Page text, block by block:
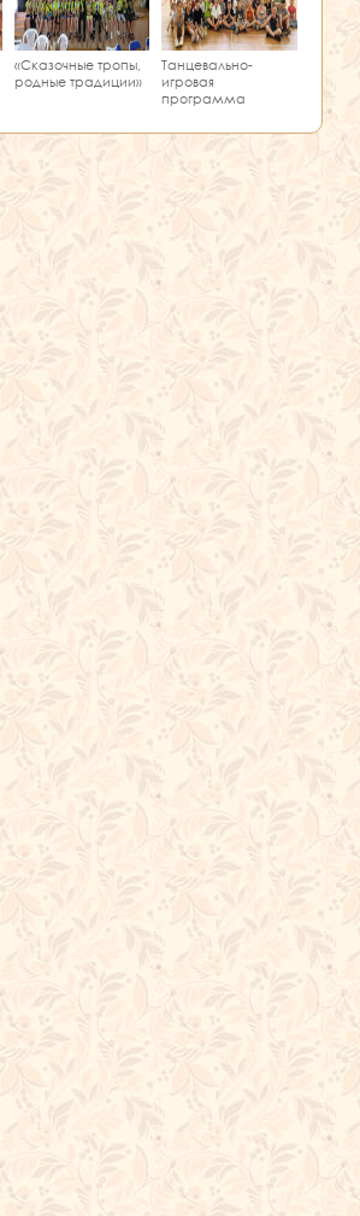
«Сказочные тропы,
родные традиции»
Танцевально-
игровая
программа